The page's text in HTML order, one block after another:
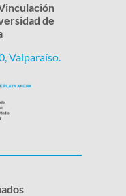
de
Valparaíso.